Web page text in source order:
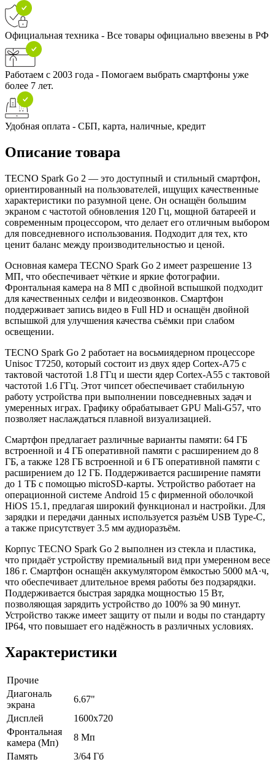
Официальная техника - Все товары официально ввезены в РФ
Работаем с 2003 года - Помогаем выбрать смартфоны уже
более 7 лет.
Удобная оплата - СБП, карта, наличные, кредит
Описание товара
TECNO Spark Go 2 — это доступный и стильный смартфон,
ориентированный на пользователей, ищущих качественные
характеристики по разумной цене. Он оснащён большим
экраном с частотой обновления 120 Гц, мощной батареей и
современным процессором, что делает его отличным выбором
для повседневного использования. Подходит для тех, кто
ценит баланс между производительностью и ценой.
Основная камера TECNO Spark Go 2 имеет разрешение 13
МП, что обеспечивает чёткие и яркие фотографии.
Фронтальная камера на 8 МП с двойной вспышкой подходит
для качественных селфи и видеозвонков. Смартфон
поддерживает запись видео в Full HD и оснащён двойной
вспышкой для улучшения качества съёмки при слабом
освещении.
TECNO Spark Go 2 работает на восьмиядерном процессоре
Unisoc T7250, который состоит из двух ядер Cortex-A75 с
тактовой частотой 1.8 ГГц и шести ядер Cortex-A55 с тактовой
частотой 1.6 ГГц. Этот чипсет обеспечивает стабильную
работу устройства при выполнении повседневных задач и
умеренных играх. Графику обрабатывает GPU Mali-G57, что
позволяет наслаждаться плавной визуализацией.
Смартфон предлагает различные варианты памяти: 64 ГБ
встроенной и 4 ГБ оперативной памяти с расширением до 8
ГБ, а также 128 ГБ встроенной и 6 ГБ оперативной памяти с
расширением до 12 ГБ. Поддерживается расширение памяти
до 1 ТБ с помощью microSD-карты. Устройство работает на
операционной системе Android 15 с фирменной оболочкой
HiOS 15.1, предлагая широкий функционал и настройки. Для
зарядки и передачи данных используется разъём USB Type-C,
а также присутствует 3.5 мм аудиоразъём.
Корпус TECNO Spark Go 2 выполнен из стекла и пластика,
что придаёт устройству премиальный вид при умеренном весе
186 г. Смартфон оснащён аккумулятором ёмкостью 5000 мА·ч,
что обеспечивает длительное время работы без подзарядки.
Поддерживается быстрая зарядка мощностью 15 Вт,
позволяющая зарядить устройство до 100% за 90 минут.
Устройство также имеет защиту от пыли и воды по стандарту
IP64, что повышает его надёжность в различных условиях.
Характеристики
Прочие
Диагональ
экрана
6.67"
Дисплей
1600x720
Фронтальная
камера (Мп)
8 Мп
Память
3/64 Гб